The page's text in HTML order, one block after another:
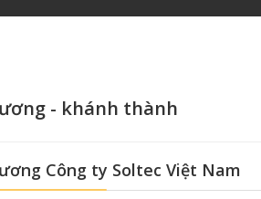
- khánh thành
Công ty Soltec Việt Nam